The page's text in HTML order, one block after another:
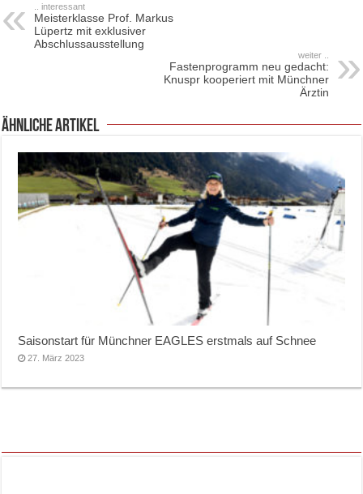
.. interessant
Meisterklasse Prof. Markus
Lüpertz mit exklusiver
Abschlussausstellung
weiter ..
Fastenprogramm neu gedacht:
Knuspr kooperiert mit Münchner
Ärztin
ähnliche Artikel
Saisonstart für Münchner EAGLES erstmals auf Schnee
27. März 2023